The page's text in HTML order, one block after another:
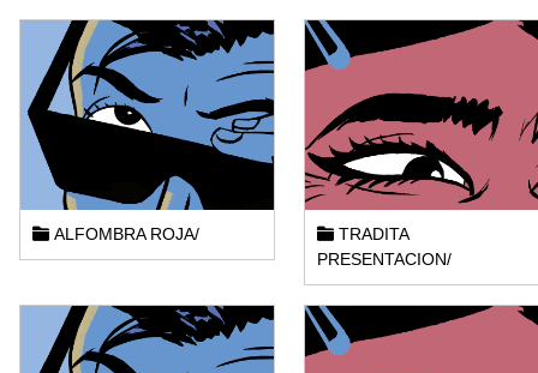
ALFOMBRA ROJA/
TRADITA
PRESENTACION/